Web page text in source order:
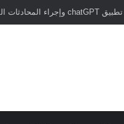
يؤكد على أهمية دور